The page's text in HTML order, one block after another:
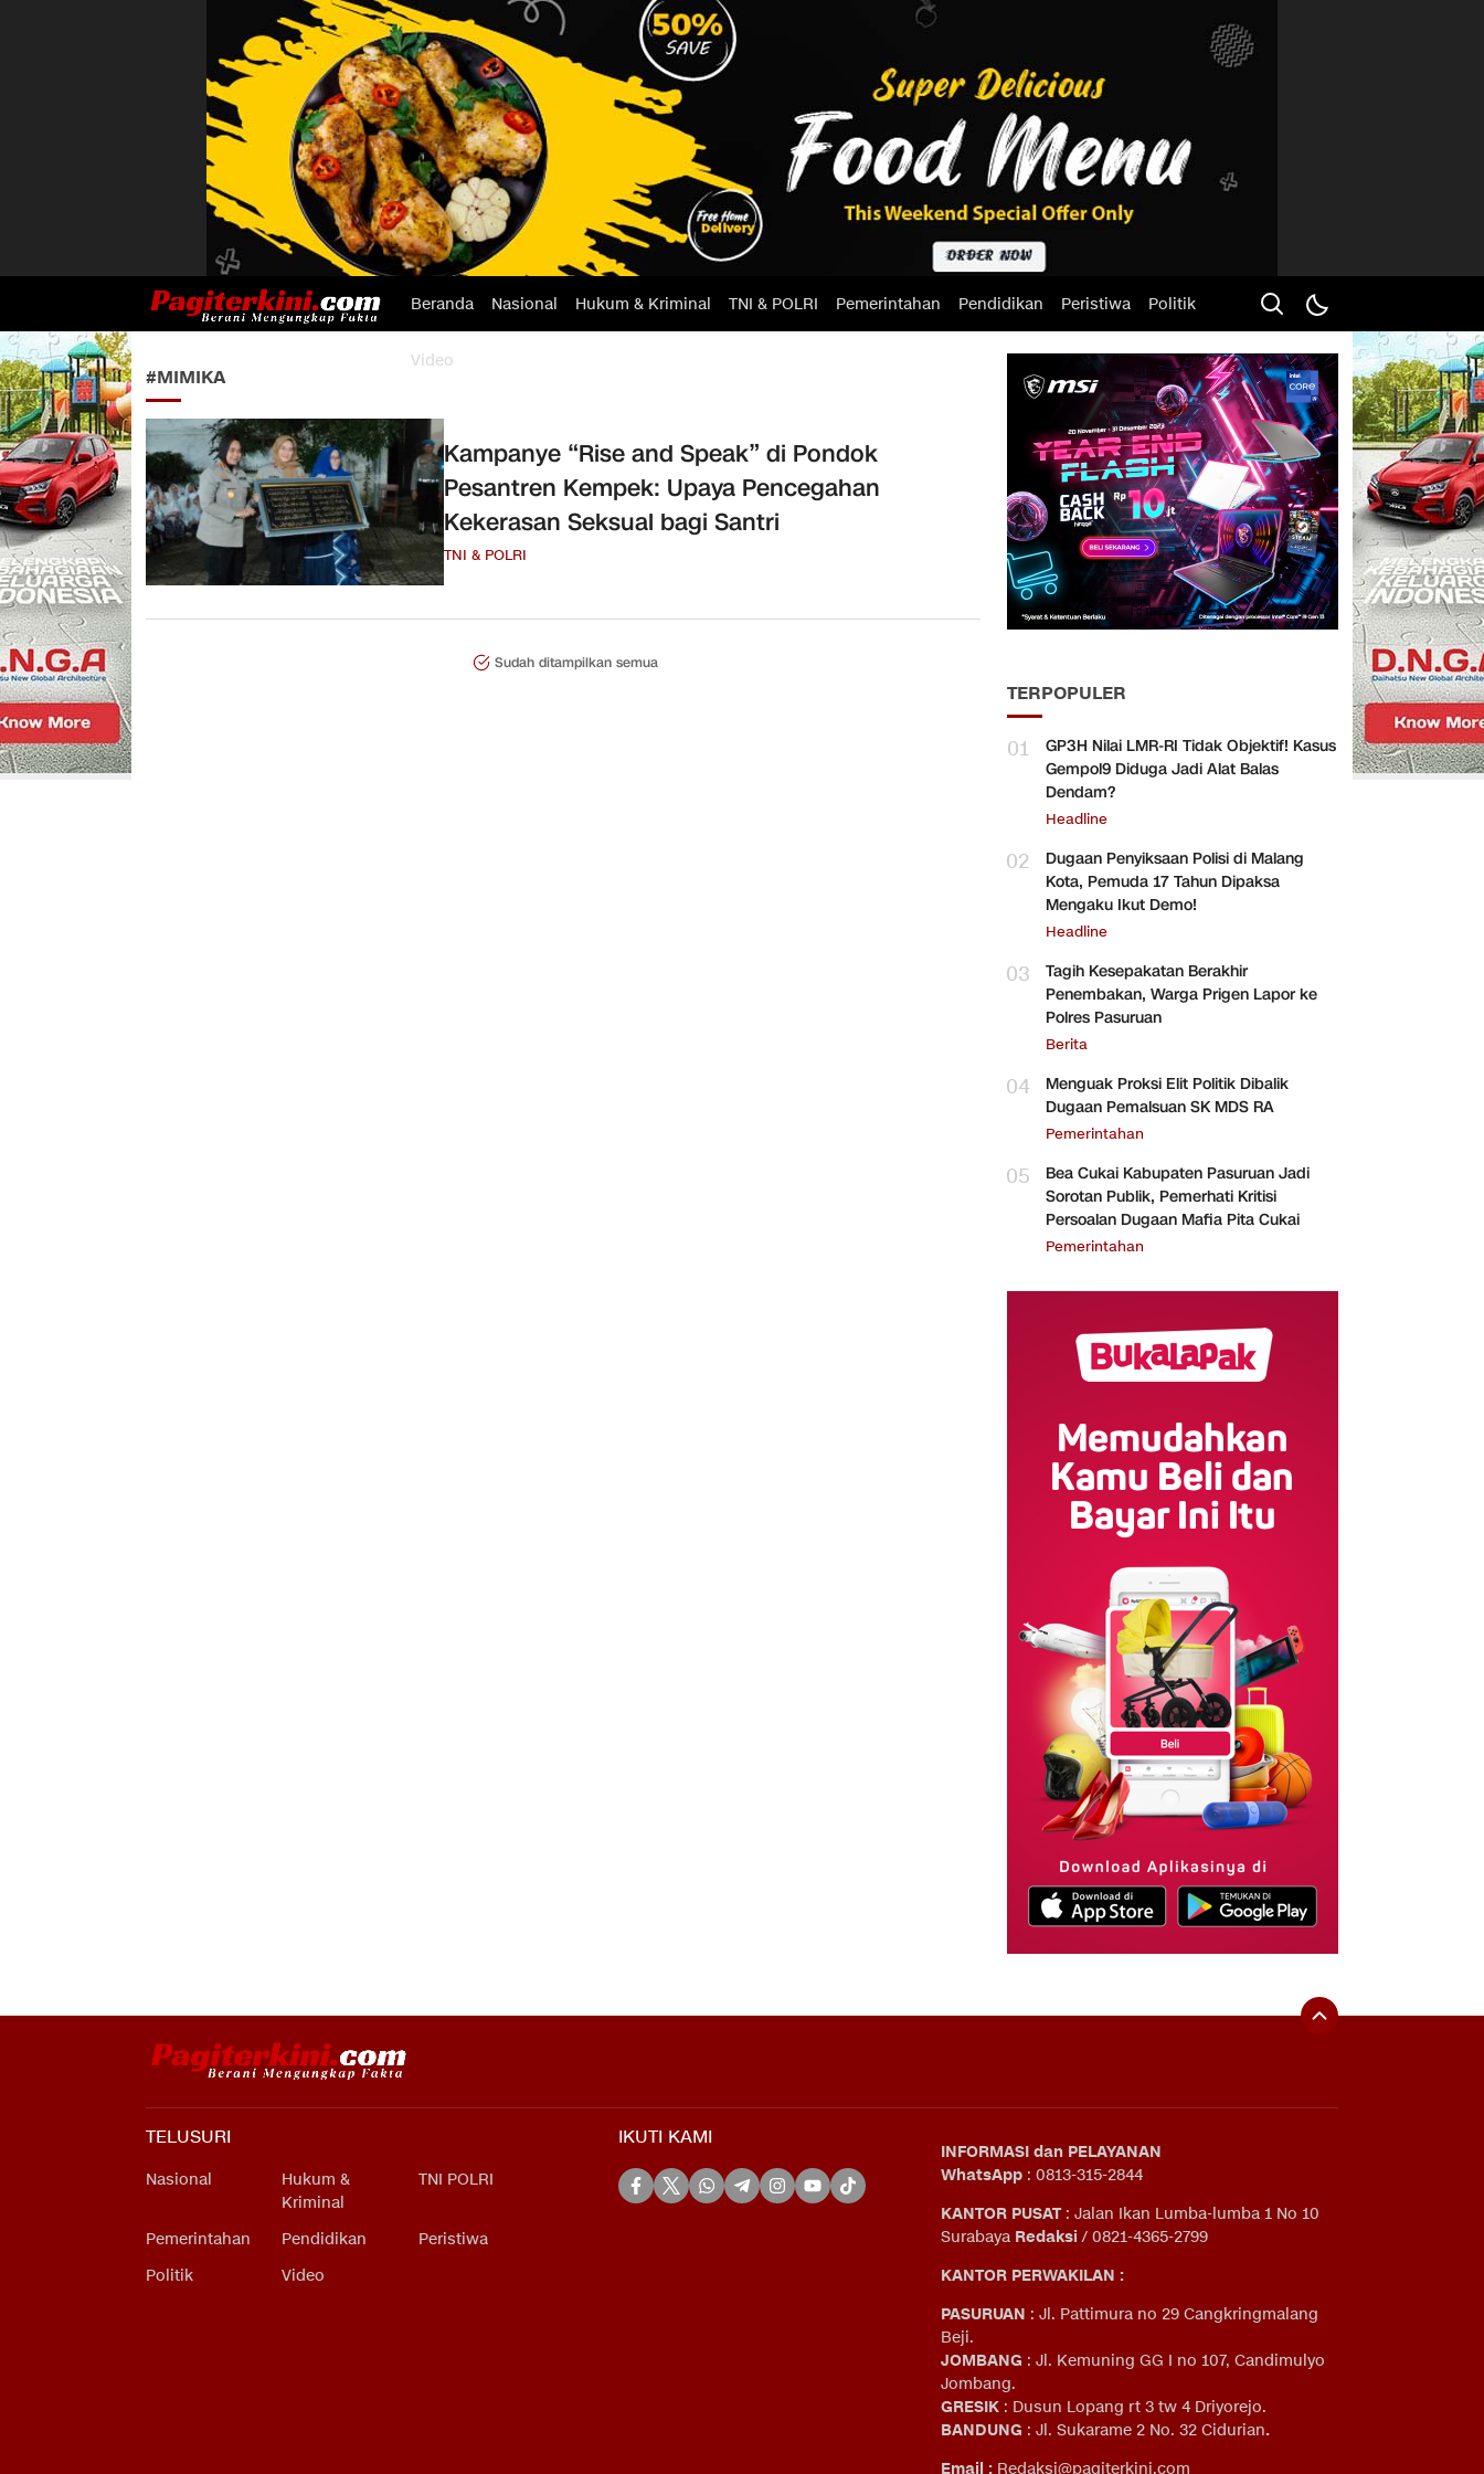
Beranda Nasional Hukum & Kriminal TNI & POLRI Pemerintahan Pendidikan Peristiwa Politik
Video
#MIMIKA
Kampanye “Rise and Speak” di Pondok
Pesantren Kempek: Upaya Pencegahan
Kekerasan Seksual bagi Santri
TNI & POLRI
Sudah ditampilkan semua
TERPOPULER
01
GP3H Nilai LMR-RI Tidak Objektif! Kasus
Gempol9 Diduga Jadi Alat Balas
Dendam?
Headline
02
Dugaan Penyiksaan Polisi di Malang
Kota, Pemuda 17 Tahun Dipaksa
Mengaku Ikut Demo!
Headline
03
Tagih Kesepakatan Berakhir
Penembakan, Warga Prigen Lapor ke
Polres Pasuruan
Berita
04
Menguak Proksi Elit Politik Dibalik
Dugaan Pemalsuan SK MDS RA
Pemerintahan
05
Bea Cukai Kabupaten Pasuruan Jadi
Sorotan Publik, Pemerhati Kritisi
Persoalan Dugaan Mafia Pita Cukai
Pemerintahan
TELUSURI
Nasional
Hukum &
Kriminal
TNI POLRI
Pemerintahan Pendidikan
Peristiwa
Politik
Video
IKUTI KAMI
INFORMASI dan PELAYANAN
WhatsApp : 0813-315-2844
KANTOR PUSAT: Jalan Ikan Lumba-lumba 1 No 10
Surabaya Redaksi / 0821-4365-2799
KANTOR PERWAKILAN :
PASURUAN : Jl. Pattimura no 29 Cangkringmalang
Beji.
JOMBANG : Jl. Kemuning GG I no 107, Candimulyo
Jombang.
GRESIK : Dusun Lopang rt 3 tw 4 Driyorejo.
BANDUNG : Jl. Sukarame 2 No. 32 Cidurian.
Email : Redaksi@pagiterkini.com